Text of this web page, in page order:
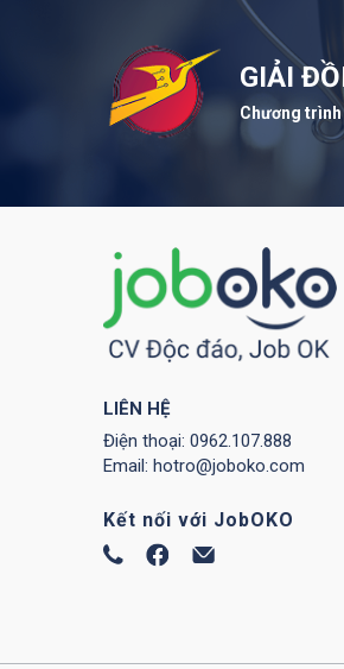
GIẢI
Chương
LIÊN HỆ
Điện thoại: 0962.107.888
Email: hotro@joboko.com
Kết nối với JobOKO